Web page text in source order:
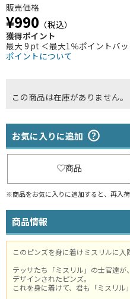
販売価格
¥990 （税込）
獲得ポイント
最大 9 pt ＜最大1％ポイントバ
ポイントについて
この商品は在庫がありません。
お気に入りに追加
商品
※商品をお気に入りに追加すると、再入
商品情報
このピンズを身に着けミスリルに入
テッサたち「ミスリル」の士官達
デザインされたピンズ。
これを身に着けて、君も「ミスリル